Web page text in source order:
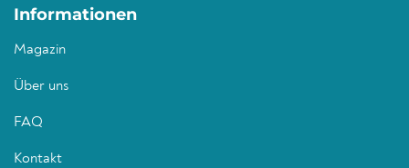
Informationen
Magazin
Über uns
FAQ
Kontakt